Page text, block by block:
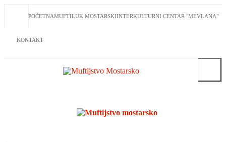
POČETNAMUFTILUK MOSTARSKIINTERKULTURNI CENTAR "MEVLANA"
KONTAKT